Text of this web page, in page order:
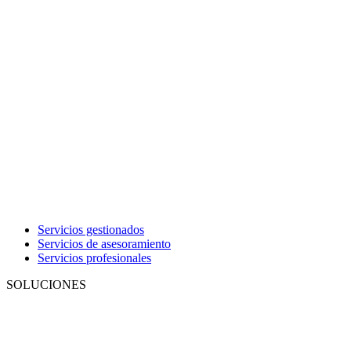
Servicios gestionados
Servicios de asesoramiento
Servicios profesionales
SOLUCIONES